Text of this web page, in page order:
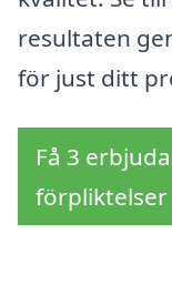
resultaten
för just ditt
Få 3
förpliktelser